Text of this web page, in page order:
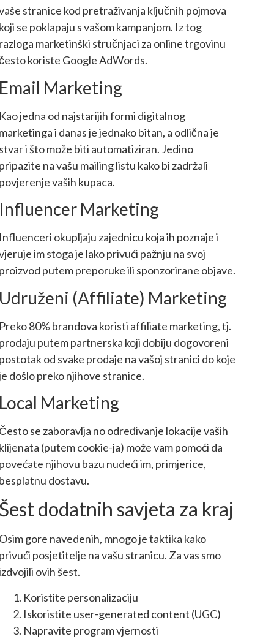
stranice kod pretraživanja ključnih pojmova
se poklapaju s vašom kampanjom. Iz tog
marketinški stručnjaci za online trgovinu
koriste Google AdWords.
Marketing
jedna od najstarijih formi digitalnog
i danas je jednako bitan, a odlična je
i što može biti automatiziran. Jedino
na vašu mailing listu kako bi zadržali
vaših kupaca.
Marketing
okupljaju zajednicu koja ih poznaje i
im stoga je lako privući pažnju na svoj
putem preporuke ili sponzorirane objave.
(Affiliate) Marketing
80% brandova koristi affiliate marketing, tj.
putem partnerska koji dobiju dogovoreni
od svake prodaje na vašoj stranici do koje
došlo preko njihove stranice.
Marketing
se zaboravlja no određivanje lokacije vaših
(putem cookie-ja) može vam pomoći da
njihovu bazu nudeći im, primjerice,
dostavu.
dodatnih savjeta za kraj
gore navedenih, mnogo je taktika kako
posjetitelje na vašu stranicu. Za vas smo
ovih šest.
Koristite personalizaciju
Iskoristite user-generated content (UGC)
Napravite program vjernosti